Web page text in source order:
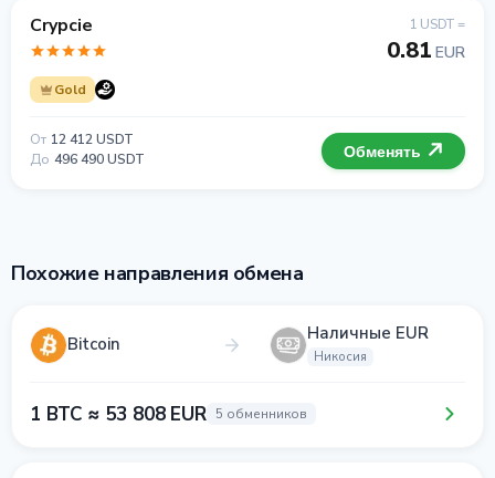
Crypcie
Gold
1 USDT =
0.81 EUR
От 12 412 USDT
До 496 490 USDT Обменять
Похожие направления обмена
Bitcoin Наличные EUR
Никосия
1 BTC ≈ 53 808 EUR 5 обменников